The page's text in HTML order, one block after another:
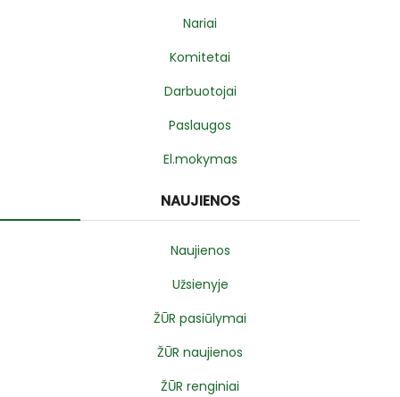
Nariai
Komitetai
Darbuotojai
Paslaugos
El.mokymas
NAUJIENOS
Naujienos
Užsienyje
ŽŪR pasiūlymai
ŽŪR naujienos
ŽŪR renginiai